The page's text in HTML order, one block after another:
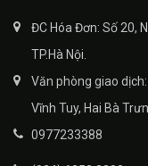
ĐC Hóa Đơn: Số 20,
TP.Hà Nội.
Văn phòng giao
Vĩnh Tuy, Hai Bà
0977233388